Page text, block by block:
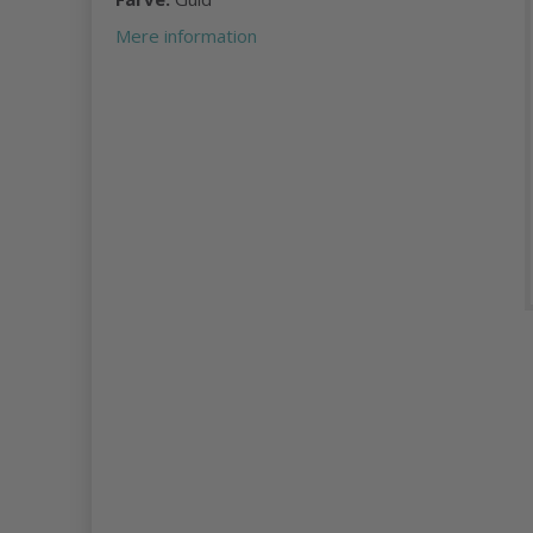
Mere information